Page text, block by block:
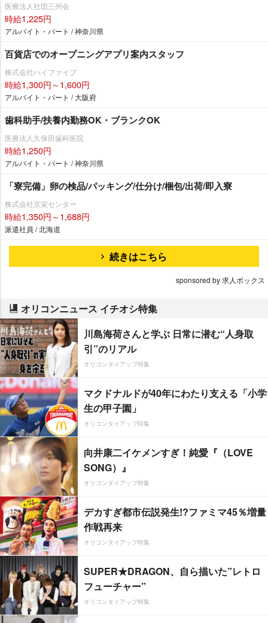
医療法人社団三州会
時給1,225円
アルバイト・パート / 神奈川県
百貨店でのオープニングアプリ案内スタッフ
株式会社ハイファイブ
時給1,300円～1,600円
アルバイト・パート / 大阪府
歯科助手/扶養内勤務OK・ブランクOK
医療法人久保田歯科医院
時給1,250円
アルバイト・パート / 神奈川県
「寮完備」卵の検品/パッキング/仕分け/梱包/出荷/即入寮
株式会社京栄センター
時給1,350円～1,688円
派遣社員 / 北海道
続きはこちら
sponsored by 求人ボックス
オリコンニュース イチオシ特集
川島海荷さんと学ぶ 日常に潜む“人身取
引”のリアル
オリコンタイアップ特集
マクドナルドが40年にわたり支える「小学
生の甲子園」
オリコンタイアップ特集
向井康二イケメンすぎ！純愛『（LOVE
SONG）』
オリコンタイアップ特集
デカすぎ都市伝説発生!?ファミマ45％増量
作戦再来
オリコンタイアップ特集
SUPER★DRAGON、自ら描いた”レトロ
フューチャー”
オリコンタイアップ特集